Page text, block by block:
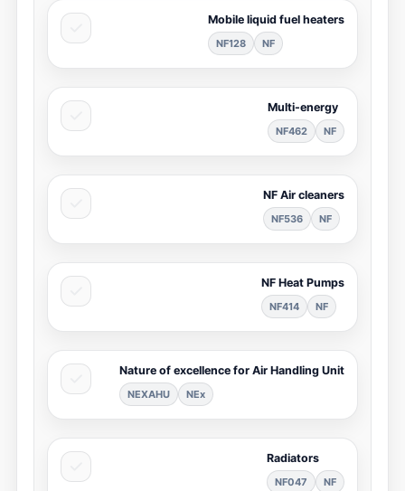
Mobile liquid fuel heaters
NF128
Multi-energy
NF462
NF Air cleaners
NF536
NF Heat Pumps
NF414
Nature of excellence for Air Handling Unit
NEXAHU
Radiators
NF047